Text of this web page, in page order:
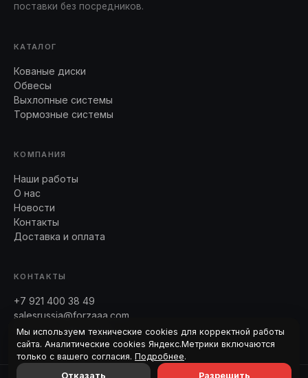
поставки без посредников.
КАТАЛОГ
Кованые диски
Обвесы
Выхлопные системы
Тормозные системы
КОМПАНИЯ
Наши работы
О нас
Новости
Контакты
Доставка и оплата
КОНТАКТЫ
+7 921 400 38 49
salesrussia@forzaaa.com
Telegram · WhatsApp
Мы используем технические cookies для корректной работы
сайта. Аналитические cookies Яндекс.Метрики включаются
только с вашего согласия. Подробнее.
Отказать
Разрешить